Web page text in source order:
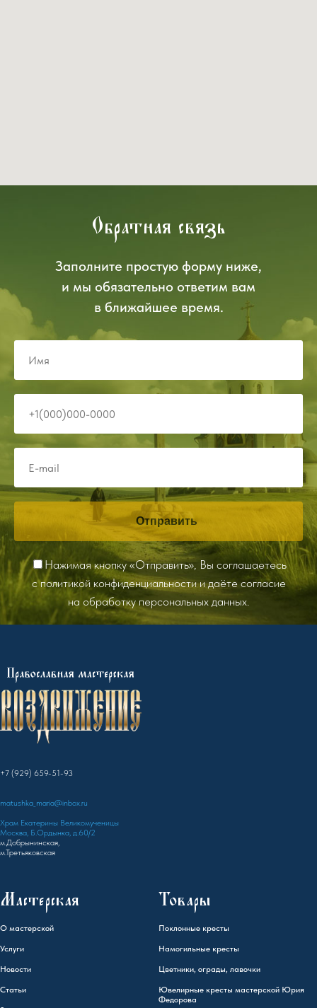
Обратная связь
Заполните простую форму ниже,
и мы обязательно ответим вам
в ближайшее время.
Отправить
Нажимая кнопку «Отправить», Вы соглашаетесь
сполитикой конфиденциальностии даёте согласие
на обработку персональных данных.
+7 (929) 659-51-93
matushka_maria@inbox.ru
Храм Екатерины Великомученицы
Москва, Б.Ордынка, д.60/2
м.Добрынинская,
м.Третьяковская
Мастерская
О мастерской
Услуги
Новости
Статьи
Товары
Поклонные кресты
Намогильные кресты
Цветники, ограды, лавочки
Ювелирные кресты мастерской Юрия
Федорова